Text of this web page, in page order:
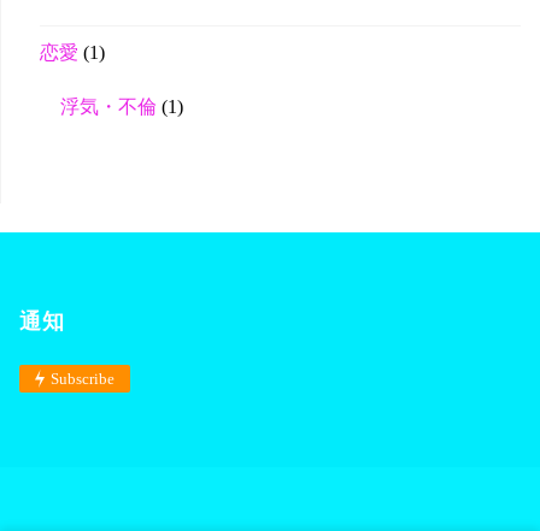
恋愛 (1)
浮気・不倫 (1)
通知
Subscribe